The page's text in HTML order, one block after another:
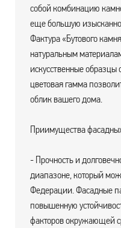
собой комбинацию
еще большую
Фактура «Бутового
натуральным
искусственные образцы
цветовая гамма
облик вашего дома.
Приимущества
- Прочность и
диапазоне, который
Федерации. Фасадные
повышенную
факторов окружающей